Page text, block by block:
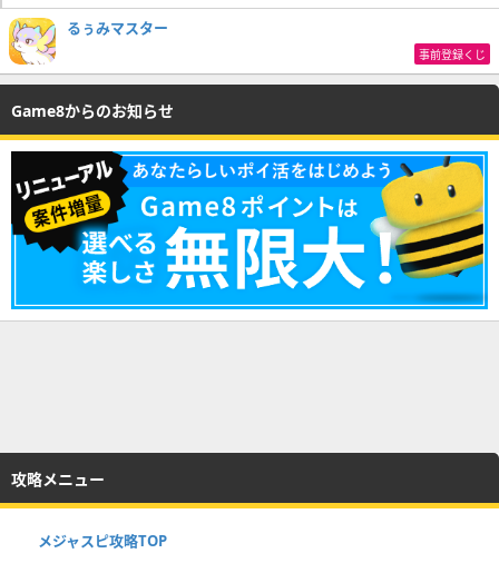
るぅみマスター
事前登録くじ
Game8からのお知らせ
攻略メニュー
メジャスピ攻略TOP